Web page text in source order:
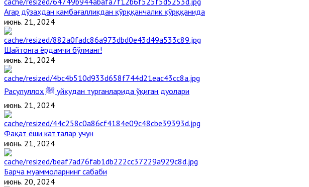
Агар дўзахдан камбағалликдан қўрққанчалик қўрққанида
июнь. 21, 2024
Шайтонга ёрдамчи бўлманг!
июнь. 21, 2024
Расулуллоҳ ﷺ уйқудан турганларида ўқиган дуолари
июнь. 21, 2024
Фақат ёши катталар учун
июнь. 21, 2024
Барча муаммоларнинг сабаби
июнь. 20, 2024